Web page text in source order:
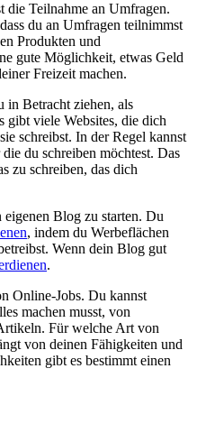
die Teilnahme an Umfragen.
du an Umfragen teilnimmst
Produkten und
gute Möglichkeit, etwas Geld
Freizeit machen.
in Betracht ziehen, als
gibt viele Websites, die dich
schreibst. In der Regel kannst
du schreiben möchtest. Das
zu schreiben, das dich
Blog zu starten. Du
, indem du Werbeflächen
Wenn dein Blog gut
.
Online-Jobs. Du kannst
machen musst, von
Für welche Art von
von deinen Fähigkeiten und
gibt es bestimmt einen